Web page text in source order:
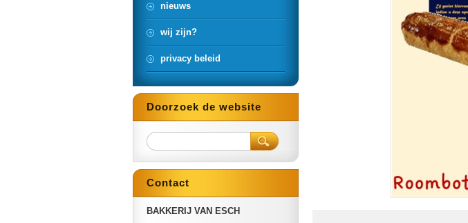
nieuws
wij zijn?
privacy beleid
Doorzoek de website
Contact
BAKKERIJ VAN ESCH